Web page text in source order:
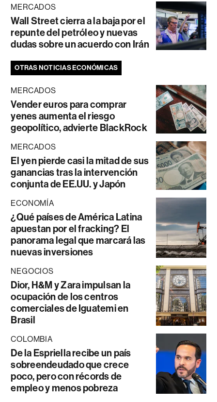
MERCADOS
Wall Street cierra a la baja por el
repunte del petróleo y nuevas
dudas sobre un acuerdo con Irán
OTRAS NOTICIAS ECONÓMICAS
MERCADOS
Vender euros para comprar
yenes aumenta el riesgo
geopolítico, advierte BlackRock
MERCADOS
El yen pierde casi la mitad de sus
ganancias tras la intervención
conjunta de EE.UU. y Japón
ECONOMÍA
¿Qué países de América Latina
apuestan por el fracking? El
panorama legal que marcará las
nuevas inversiones
NEGOCIOS
Dior, H&M y Zara impulsan la
ocupación de los centros
comerciales de Iguatemi en
Brasil
COLOMBIA
De la Espriella recibe un país
sobreendeudado que crece
poco, pero con récords de
empleo y menos pobreza